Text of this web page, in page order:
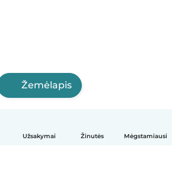
Užsakymai Žinutės Mėgstamiausi
Žemėlapis